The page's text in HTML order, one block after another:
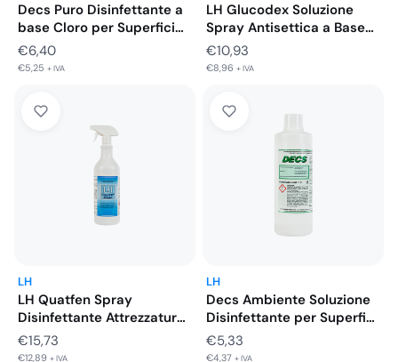
Decs Puro Disinfettante a
base Cloro per Superfici…
€6,40
€5,25 + IVA
LH Glucodex Soluzione
Spray Antisettica a Base
di…
€10,93
€8,96 + IVA
LH
LH Quatfen Spray
Disinfettante Attrezzature
Ospedaliere Dispositivi
Medicali…
€15,73
€12,89 + IVA
LH
Decs Ambiente Soluzione
Disinfettante per Superfici
e Ambienti…
€5,33
€4,37 + IVA